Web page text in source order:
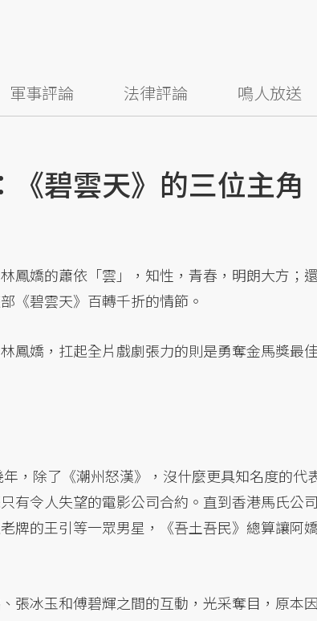
軍事評論 法律評論 鳴人放送
碧雲天》的三位主角
鳳嬌的蕭依「雲」，知性，青春，明朗大方；還
《碧雲天》百轉千折的情節。
鳳嬌，扛起全片戲劇張力的則是勇奪金馬獎最佳
，除了《潮州怒漢》，沒什麼更具知名度的代
有令人失望的電影公司合約。直到香港馬氏公司
牌的王引等一眾男星，《吾土吾民》總算讓阿
張冰玉和傅碧輝之間的互動，光采奪目，原本因